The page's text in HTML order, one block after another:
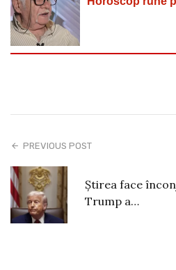
PREVIOUS POST
Știrea face
Trump a…